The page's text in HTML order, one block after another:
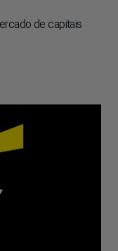
de capitais